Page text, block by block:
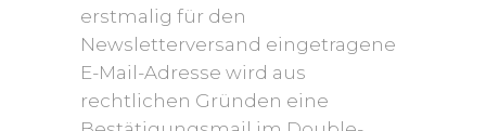
erstmalig für den
Newsletterversand eingetragene
E-Mail-Adresse wird aus
rechtlichen Gründen eine